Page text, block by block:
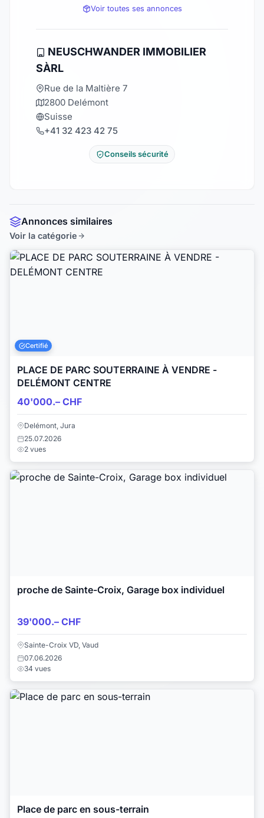
Voir toutes ses annonces
NEUSCHWANDER IMMOBILIER
SÀRL
Rue de la Maltière 7
2800 Delémont
Suisse
+41 32 423 42 75
Conseils sécurité
Annonces similaires
Voir la catégorie
Certifié
PLACE DE PARC SOUTERRAINE À VENDRE -
DELÉMONT CENTRE
40'000.– CHF
Delémont, Jura
25.07.2026
2 vues
proche de Sainte-Croix, Garage box individuel
39'000.– CHF
Sainte-Croix VD, Vaud
07.06.2026
34 vues
Place de parc en sous-terrain